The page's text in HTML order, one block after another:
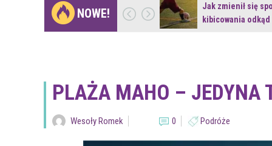
NOWE!
Gdzie pojechać na
weekend z naturą w…
Jak zmienił się
kibicowania
PLAŻA MAHO – JEDYNA
Wesoły Romek 0 Podróże